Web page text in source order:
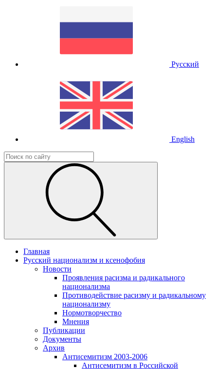
Русский
English
Главная
Русский национализм и ксенофобия
Новости
Проявления расизма и радикального
национализма
Противодействие расизму и радикальному
национализму
Нормотворчество
Мнения
Публикации
Документы
Архив
Антисемитизм 2003-2006
Антисемитизм в Российской